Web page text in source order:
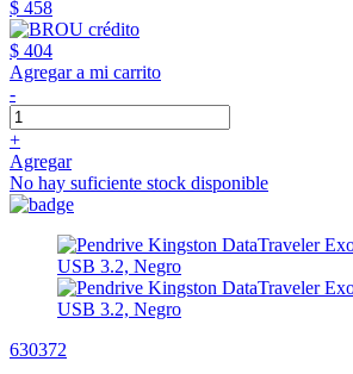
$ 458
$ 404
Agregar a mi carrito
-
+
Agregar
No hay suficiente stock disponible
630372